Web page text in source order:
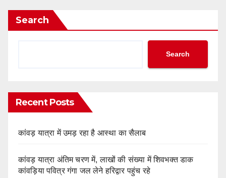
Search
Search
Recent Posts
कांवड़ यात्रा में उमड़ रहा है आस्था का सैलाब
कांवड़ यात्रा अंतिम चरण में, लाखों की संख्या में शिवभक्त डाक
कांवड़िया पवित्र गंगा जल लेने हरिद्वार पहुंच रहे